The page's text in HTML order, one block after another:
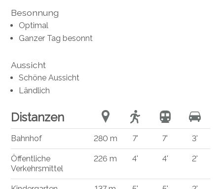
Besonnung
Optimal
Ganzer Tag besonnt
Aussicht
Schöne Aussicht
Ländlich
Distanzen
Bahnhof 280 m 7' 7' 3'
Öffentliche
Verkehrsmittel
226 m 4' 4' 2'